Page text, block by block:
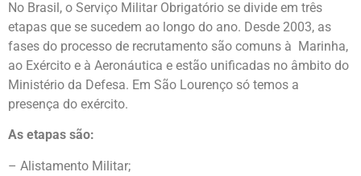
No Brasil, o Serviço Militar Obrigatório se divide em três
etapas que se sucedem ao longo do ano. Desde 2003, as
fases do processo de recrutamento são comuns à Marinha,
ao Exército e à Aeronáutica e estão unificadas no âmbito do
Ministério da Defesa. Em São Lourenço só temos a
presença do exército.
As etapas são:
– Alistamento Militar;